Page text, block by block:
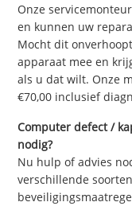
Onze
en kunnen uw
Mocht dit
apparaat mee en
als u dat wilt. Onze
€70,00 inclusief
Computer defect /
nodig?
Nu hulp of advies
verschillende